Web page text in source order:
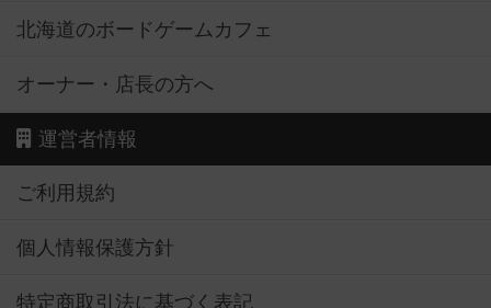
北海道のボードゲームカフェ
オーナー・店長の方へ
運営者情報
ご利用規約
個人情報保護方針
特定商取引法に基づく表記